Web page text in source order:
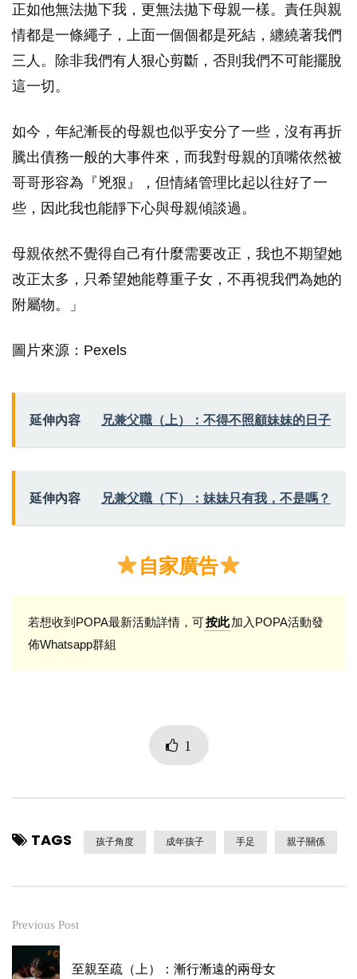
正如他無法拋下我，更無法拋下母親一樣。責任與親
情都是一條繩子，上面一個個都是死結，纏繞著我們
三人。除非我們有人狠心剪斷，否則我們不可能擺脫
這一切。
如今，年紀漸長的母親也似乎安分了一些，沒有再折
騰出債務一般的大事件來，而我對母親的頂嘴依然被
哥哥形容為『兇狠』，但情緒管理比起以往好了一
些，因此我也能靜下心與母親傾談過。
母親依然不覺得自己有什麼需要改正，我也不期望她
改正太多，只希望她能尊重子女，不再視我們為她的
附屬物。」
圖片來源：Pexels
延伸內容 兄兼父職（上）：不得不照顧妹妹的日子
延伸內容 兄兼父職（下）：妹妹只有我，不是嗎？
自家廣告
若想收到POPA最新活動詳情，可按此加入POPA活動發
佈Whatsapp群組
1
TAGS 孩子角度 成年孩子 手足 親子關係
Previous Post
至親至疏（上）：漸行漸遠的兩母女